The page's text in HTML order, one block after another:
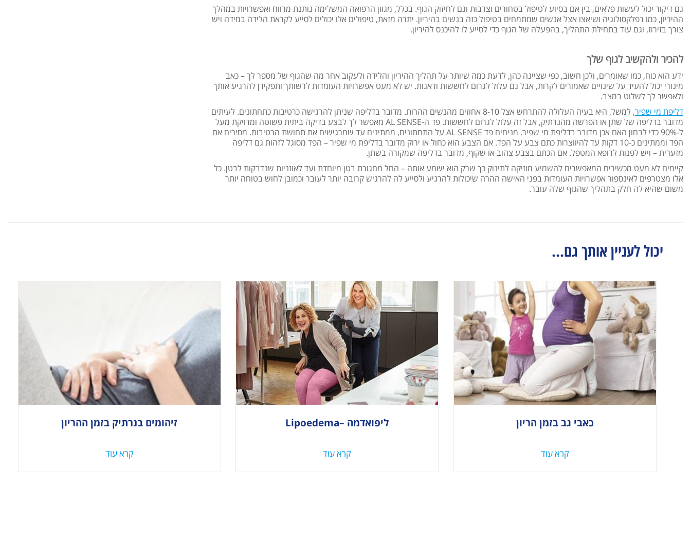
גם דיקור יכול לעשות פלאים, בין אם בסיוע לטיפול בטחורים וצרבות וגם לחיזוק הגוף. בכלל, מגוון הרפואה המשלימה נותנת מרווח ואפשרויות במהלך
ההיריון, כמו רפלקסולוגיה ושיאצו אצל אנשים שמתמחים בטיפול כזה בנשים בהיריון. יתרה מזאת, טיפולים אלו יכולים לסייע לקראת הלידה במידה ויש
צורך בזירוז, וגם עוד בתחילת התהליך, בהפעלה של הגוף כדי לסייע לו להיכנס להיריון.
להכיר ולהקשיב לגוף שלך
ידע הוא כוח, כמו שאומרים, ולכן חשוב, כפי שציינה כהן, לדעת כמה שיותר על תהליך ההיריון והלידה ולעקוב אחר מה שהגוף של מספר לך – כאב
מינורי יכול להעיד על שינויים שאמורים לקרות, אבל גם עלול לגרום לחששות ודאגות. יש לא מעט אפשרויות העומדות לרשותך ותפקידן להרגיע אותך
ולאפשר לך לשלוט במצב.
דליפת מי שפיר
, למשל, היא בעיה העלולה להתרחש אצל 8-10 אחוזים מהנשים ההרות. מדובר בדליפה שניתן להרגישה כרטיבות כתחתונים. לעיתים
מדובר בדליפה של שתן או הפרשה מהנרתיק, אבל זה עלול לגרום לחששות. פד ה-AL SENSE מאפשר לך לבצע בדיקה ביתית פשוטה ומדויקת מעל
ל-90% כדי לבחון האם אכן מדובר בדליפת מי שפיר. מניחים פד AL SENSE על התחתונים, ממתינים עד שמרגישים את תחושת הרטיבות. מסירים את
הפד וממתינים כ-10 דקות עד להיווצרות כתם צבע על הפד. אם הצבע הוא כחול או ירוק מדובר בדליפת מי שפיר – הפד מסוגל לזהות גם דליפה
מזערית – ויש לפנות לרופא המטפל. אם הכתם בצבע צהוב או שקוף, מדובר בדליפה שמקורה בשתן.
קיימים לא מעט מכשירים המאפשרים להשמיע מוזיקה לתינוק כך שרק הוא ישמע אותה – החל מחגורת בטן מיוחדת ועד לאוזניות שנדבקות לבטן. כל
אלו מצטרפים לאינספור אפשרויות העומדות בפני האישה ההרה שיכולות להרגיע ולסייע לה להרגיש קרובה יותר לעובר וכמובן לחוש בטוחה יותר
משום שהיא לה חלק בתהליך שהגוף שלה עובר.
יכול לעניין אותך גם...
כאבי גב בזמן הריון
קרא עוד
ליפואדמה –Lipoedema
קרא עוד
זיהומים בנרתיק בזמן ההריון
קרא עוד